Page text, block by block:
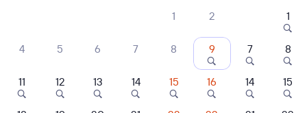
поездов Куйтун — Зилово
1 2
4 5 6 7 8 9
11 12 13 14 15 16
1
7 8
14 15